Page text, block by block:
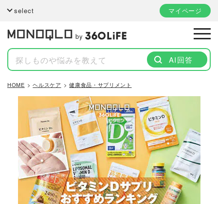
select マイページ
by
AI回答
HOME ヘルスケア 健康食品・サプリメント